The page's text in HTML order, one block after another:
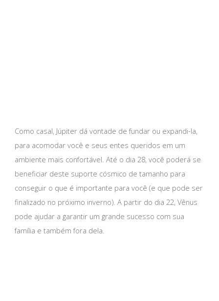
Como casal, Júpiter dá vontade de fundar ou expandi-la,
para acomodar você e seus entes queridos em um
ambiente mais confortável. Até o dia 28, você poderá se
beneficiar deste suporte cósmico de tamanho para
conseguir o que é importante para você (e que pode ser
finalizado no próximo inverno). A partir do dia 22, Vênus
pode ajudar a garantir um grande sucesso com sua
família e também fora dela.